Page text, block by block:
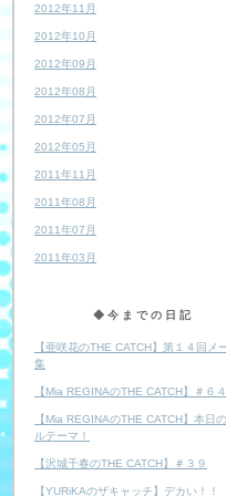
2012年11月
2012年10月
2012年09月
2012年08月
2012年07月
2012年05月
2011年11月
2011年08月
2011年07月
2011年03月
◆今までの日記
【亜咲花のTHE CATCH】第１４回メ
集
【Mia REGINAのTHE CATCH】＃６４
【Mia REGINAのTHE CATCH】本日
ルテーマ！
【沢城千春のTHE CATCH】＃３９
【YURiKAのザキャッチ】デカい！！